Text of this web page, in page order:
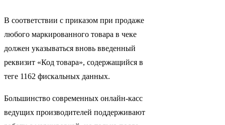
В соответствии с приказом при продаже
любого маркированного товара в чеке
должен указываться вновь введенный
реквизит «Код товара», содержащийся в
теге 1162 фискальных данных.
Большинство современных онлайн-касс
ведущих производителей поддерживают